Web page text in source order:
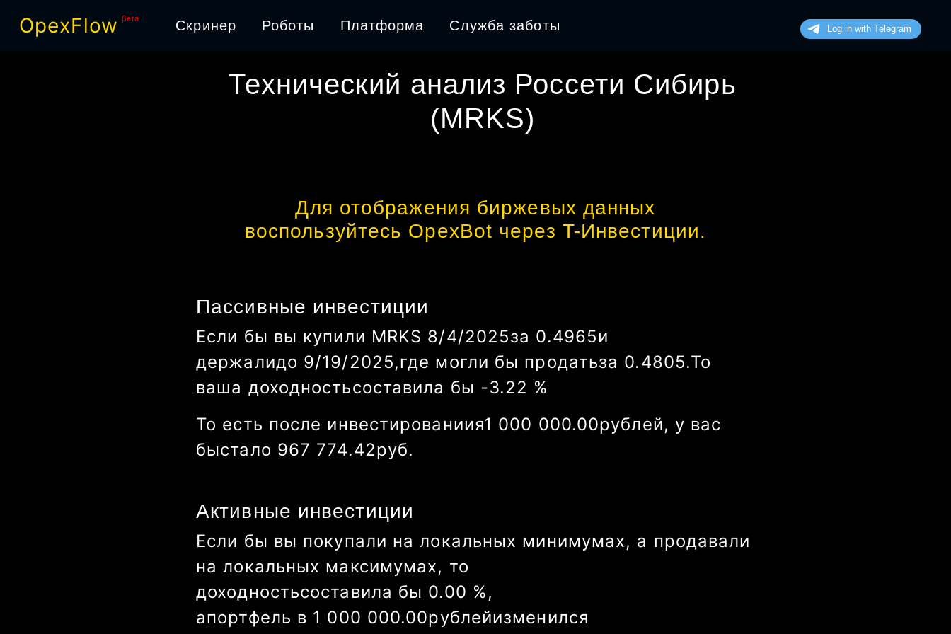
OpexFlow βeta Скринер Роботы Платформа Служба заботы
Технический анализ Россети Сибирь
(MRKS)
Для отображения биржевых данных
воспользуйтесь OpexBot через T-Инвестиции.
Пассивные инвестиции
Если бы вы купили MRKS 8/4/2025за 0.4965и
держалидо 9/26/2025,где могли бы продатьза 0.4855.То
ваша доходностьсоставила бы -2.22 %
То есть после инвестированиия1 000 000.00рублей, у вас
быстало 977 844.91руб.
Активные инвестиции
Если бы вы покупали на локальных минимумах, а продавали
на локальных максимумах, то
доходностьсоставила бы 0.83 %,
апортфель в 1 000 000.00рублейизменился